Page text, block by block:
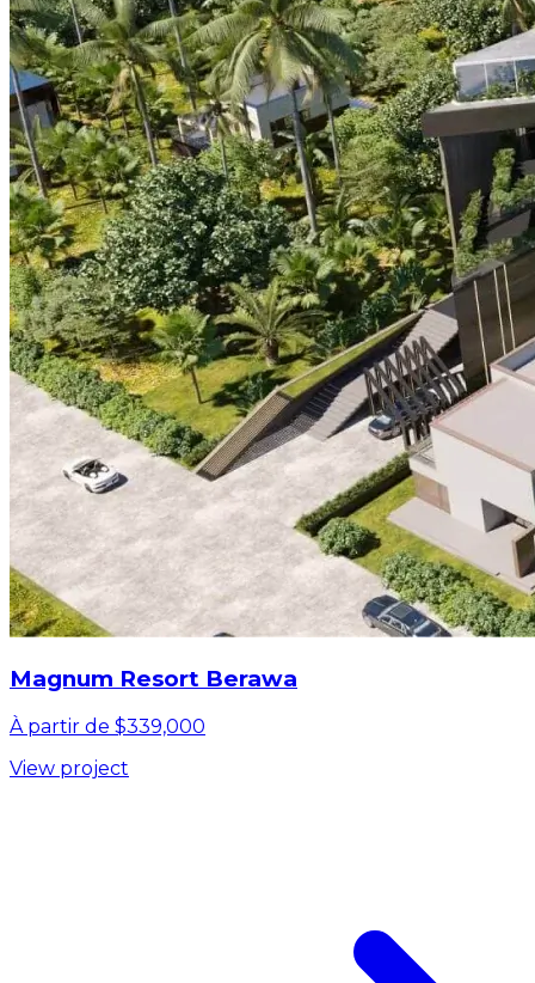
Magnum Resort Berawa
À partir de $339,000
View project